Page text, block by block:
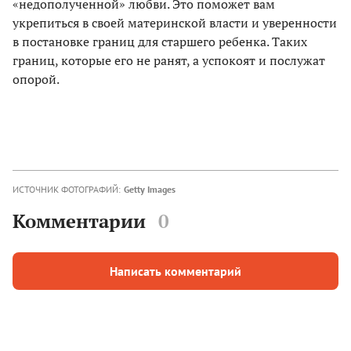
«недополученной» любви. Это поможет вам
укрепиться в своей материнской власти и уверенности
в постановке границ для старшего ребенка. Таких
границ, которые его не ранят, а успокоят и послужат
опорой.
ИСТОЧНИК ФОТОГРАФИЙ: Getty Images
Комментарии 0
Написать комментарий